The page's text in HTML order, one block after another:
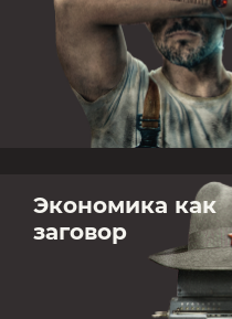
Экономика как
заговор